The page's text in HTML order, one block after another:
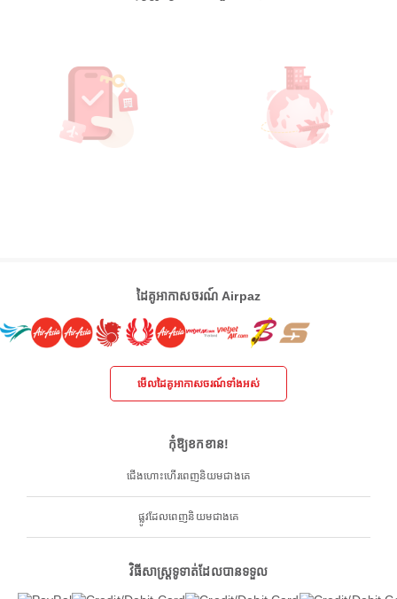
ដៃគូអាកាសចរណ៍ Airpaz
មើលដៃគូអាកាសចរណ៍ទាំងអស់
កុំឱ្យខកខាន!
ជើងហោះហើរពេញនិយមជាងគេ
ផ្លូវដែលពេញនិយមជាងគេ
វិធីសាស្ត្រទូទាត់ដែលបានទទួល